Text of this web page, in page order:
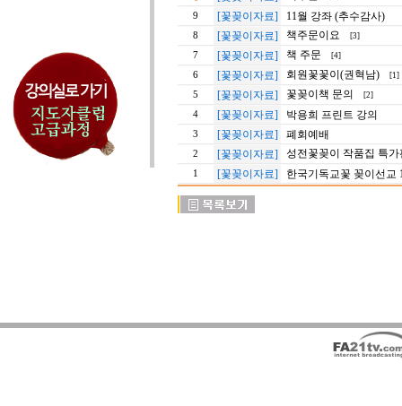
9 [꽃꽂이자료] 11월 강좌 (추수감사)
8 [꽃꽂이자료] 책주문이요 [3]
7 [꽃꽂이자료] 책 주문 [4]
6 [꽃꽂이자료] 회원꽃꽃이(권혁남) [1]
5 [꽃꽂이자료] 꽃꽂이책 문의 [2]
4 [꽃꽂이자료] 박용희 프린트 강의
3 [꽃꽂이자료] 폐회예배
2 [꽃꽂이자료] 성전꽃꽂이 작품집 특가
1 [꽃꽂이자료] 한국기독교꽃 꽂이선교